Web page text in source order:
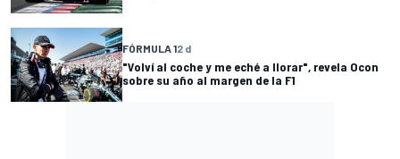
FÓRMULA 12 d
"Volví al coche y me eché a llorar", revela Ocon
sobre su año al margen de la F1